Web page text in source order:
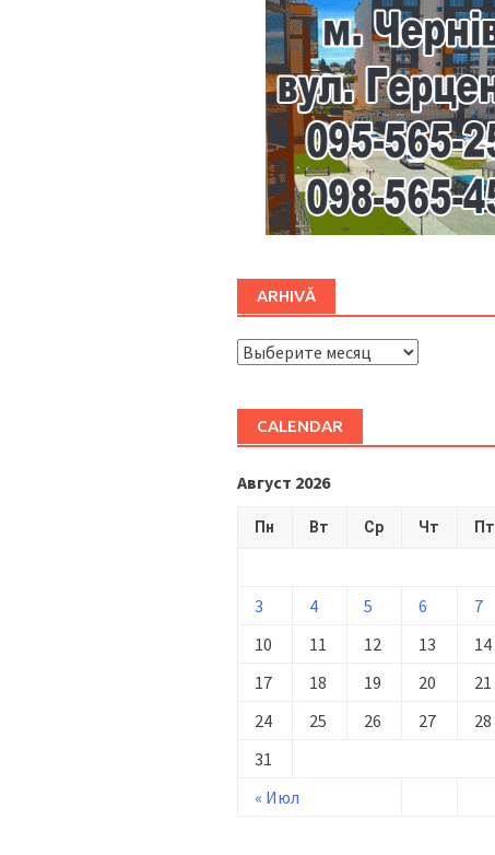
ARHIVĂ
ARHIVĂ
CALENDAR
Август 2026
Пн Вт Ср Чт Пт
« Июл
3
4 5 6 7
10
11 12 13 14
17
18 19 20 21
24
25 26 27 28
31